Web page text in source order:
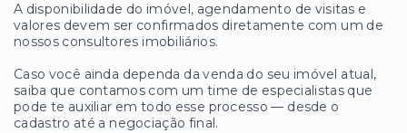
A disponibilidade do imóvel, agendamento de visitas e
valores devem ser confirmados diretamente com um de
nossos consultores imobiliários.
Caso você ainda dependa da venda do seu imóvel atual,
saiba que contamos com um time de especialistas que
pode te auxiliar em todo esse processo — desde o
cadastro até a negociação final.